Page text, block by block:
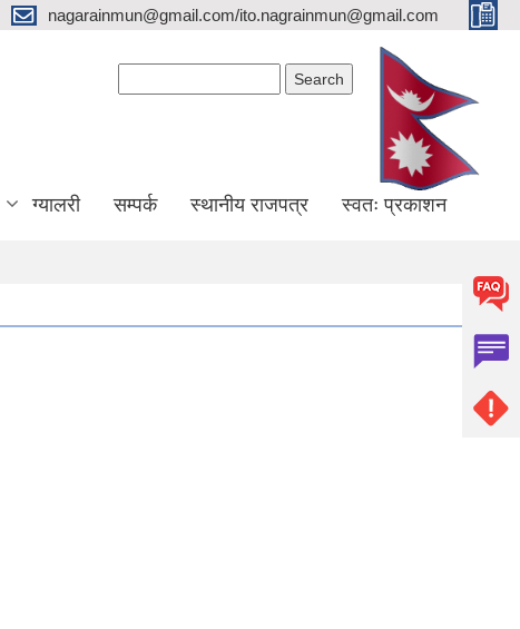
nagarainmun@gmail.com/ito.nagrainmun@gmail.com
ग्यालरी सम्पर्क स्थानीय राजपत्र स्वतः प्रकाशन